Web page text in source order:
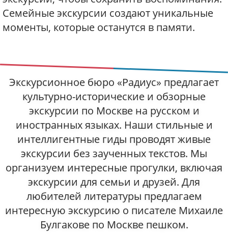
Семейные экскурсии создают уникальные
моменты, которые останутся в памяти.
Экскурсионное бюро «Радиус» предлагает
культурно-исторические и обзорные
экскурсии по Москве на русском и
иностранных языках. Наши стильные и
интеллигентные гиды проводят живые
экскурсии без заученных текстов. Мы
организуем интересные прогулки, включая
экскурсии для семьи и друзей. Для
любителей литературы предлагаем
интересную экскурсию о писателе Михаиле
Булгакове по Москве пешком.